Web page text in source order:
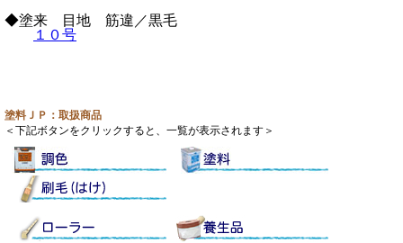
◆塗来 目地 筋違／黒毛
１０号
塗料ＪＰ：取扱商品
＜下記ボタンをクリックすると、一覧が表示されます＞